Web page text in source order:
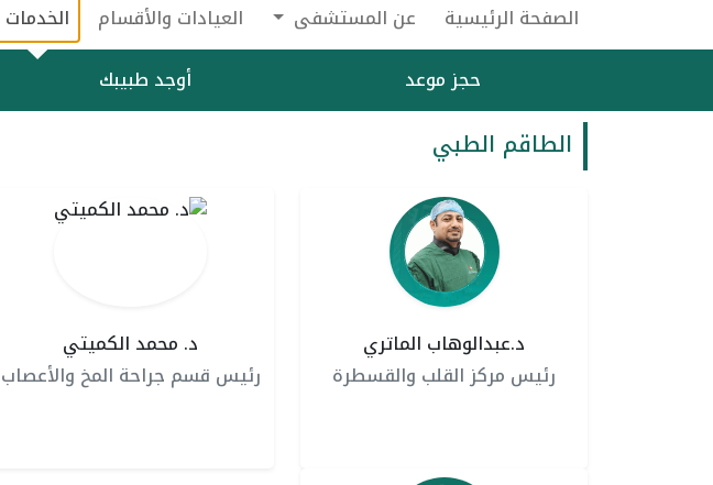
الصفحة الرئيسية عن المستشفى العيادات والأقسام
الخدمات
حجز موعد
أوجد طبيبك
الطاقم الطبي
د.عبدالوهاب الماتري
رئيس مركز القلب والقسطرة
د. محمد الكميتي
رئيس قسم جراحة المخ والأعصاب